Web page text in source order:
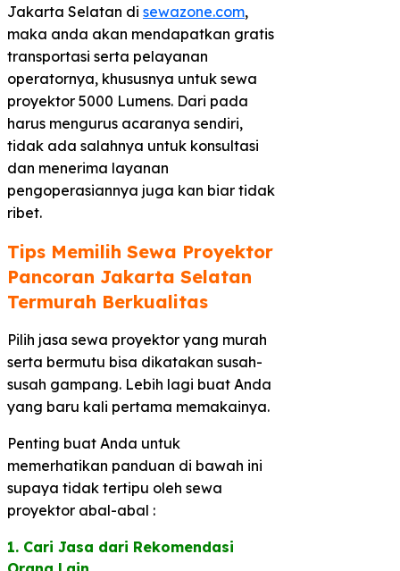
Jakarta Selatan di sewazone.com,
maka anda akan mendapatkan gratis
transportasi serta pelayanan
operatornya, khususnya untuk sewa
proyektor 5000 Lumens. Dari pada
harus mengurus acaranya sendiri,
tidak ada salahnya untuk konsultasi
dan menerima layanan
pengoperasiannya juga kan biar tidak
ribet.
Tips Memilih Sewa Proyektor
Pancoran Jakarta Selatan
Termurah Berkualitas​
Pilih jasa sewa proyektor yang murah
serta bermutu bisa dikatakan susah-
susah gampang. Lebih lagi buat Anda
yang baru kali pertama memakainya.
Penting buat Anda untuk
memerhatikan panduan di bawah ini
supaya tidak tertipu oleh sewa
proyektor abal-abal :
1. Cari Jasa dari Rekomendasi